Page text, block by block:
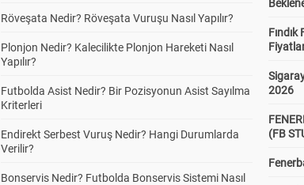
Röveşata Nedir? Röveşata Vuruşu Nasıl Yapılır?
Plonjon Nedir? Kalecilikte Plonjon Hareketi Nasıl
Yapılır?
Futbolda Asist Nedir? Bir Pozisyonun Asist Sayılma
Kriterleri
Endirekt Serbest Vuruş Nedir? Hangi Durumlarda
Verilir?
Bonservis Nedir? Futbolda Bonservis Sistemi Nasıl
Fındık
2026
(FB